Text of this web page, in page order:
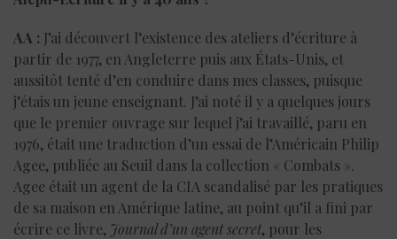
AA : J’ai découvert l’existence des ateliers d’écriture à
partir de 1977, en Angleterre puis aux États-Unis, et
aussitôt tenté d’en conduire dans mes classes, puisque
j’étais un jeune enseignant. J’ai noté il y a quelques jours
que le premier ouvrage sur lequel j’ai travaillé, paru en
1976, était une traduction d’un essai de l’Américain Philip
Agee, publiée au Seuil dans la collection « Combats ».
Agee était un agent de la CIA scandalisé par les pratiques
de sa maison en Amérique latine, au point qu’il a fini par
écrire ce livre, Journal d’un agent secret, pour les